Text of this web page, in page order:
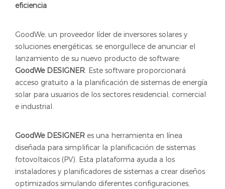
eficiencia
GoodWe, un proveedor líder de inversores solares y
soluciones energéticas, se enorgullece de anunciar el
lanzamiento de su nuevo producto de software:
GoodWe DESIGNER. Este software proporcionará
acceso gratuito a la planificación de sistemas de energía
solar para usuarios de los sectores residencial, comercial
e industrial.
GoodWe DESIGNER es una herramienta en línea
diseñada para simplificar la planificación de sistemas
fotovoltaicos (PV). Esta plataforma ayuda a los
instaladores y planificadores de sistemas a crear diseños
optimizados simulando diferentes configuraciones,